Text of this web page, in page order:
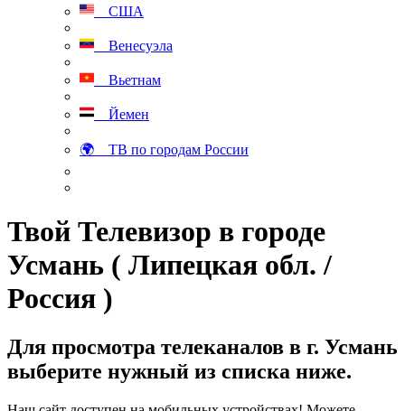
США
Венесуэла
Вьетнам
Йемен
🌍 ТВ по городам России
Твой Телевизор в городе
Усмань ( Липецкая обл. /
Россия )
Для просмотра телеканалов в г. Усмань
выберите нужный из списка ниже.